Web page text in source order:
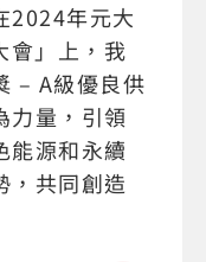
2024年元大
會」上，我
– A級優良供
力量，引領
能源和永續
，共同創造